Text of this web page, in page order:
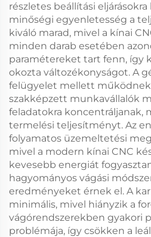
részletes beállítási
minőségi egyenletesség a
kiváló marad, mivel a kínai
minden darab esetében
paramétereket tart fenn, így
okozta változékonyságot. A
felügyelet mellett
szakképzett munkavállalók
feladatokra koncentráljanak,
termelési teljesítményt. Az
folyamatos üzemeltetési
mivel a modern kínai CNC
kevesebb energiát
hagyományos vágási
eredményeket érnek el. A
minimális, mivel hiányzik a
vágórendszerekben gyakori
problémája, így csökken a